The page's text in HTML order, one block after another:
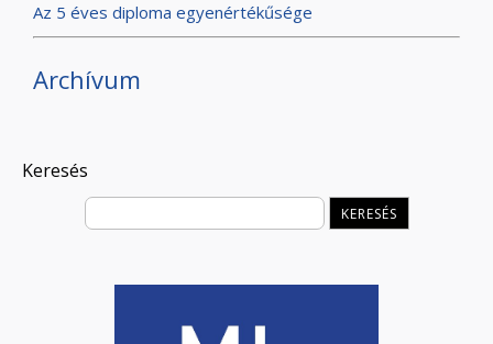
Az 5 éves diploma egyenértékűsége
Archívum
Keresés